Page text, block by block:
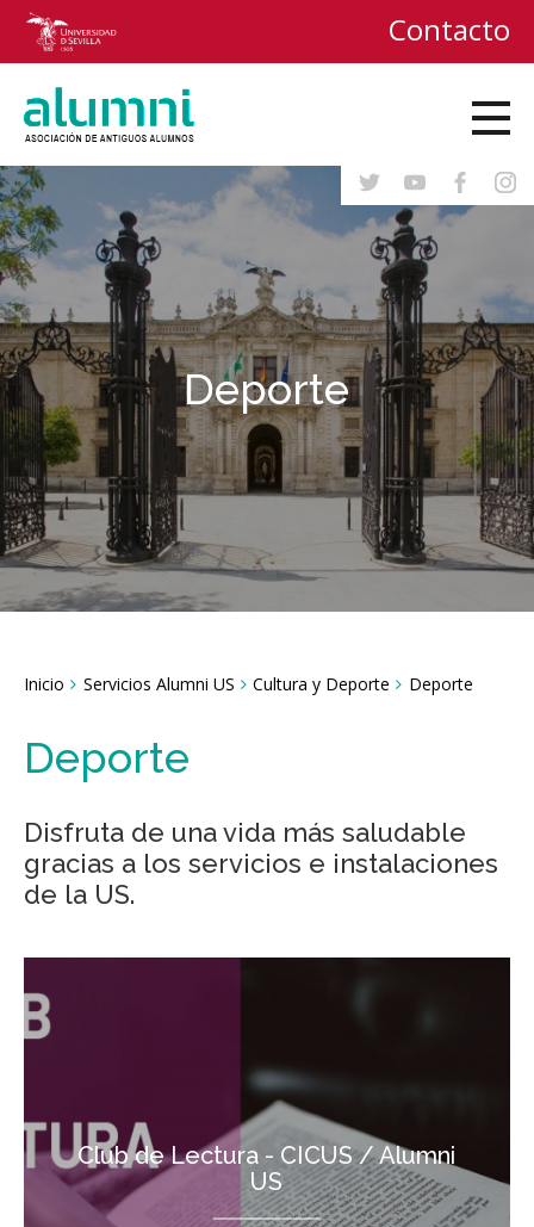
Contacto
Deporte
Breadcrumbs
You
Inicio Servicios Alumni US Cultura y Deporte Deporte
Deporte
Disfruta de una vida más saludable
gracias a los servicios e instalaciones
de la US.
Club de Lectura - CICUS / Alumni
US